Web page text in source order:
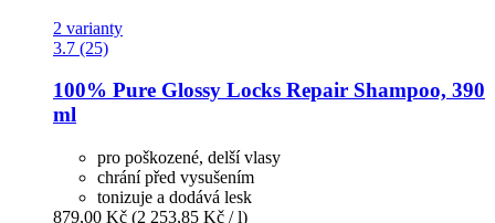
2 varianty
3.7 (25)
100% Pure Glossy Locks Repair Shampoo, 390
ml
pro poškozené, delší vlasy
chrání před vysušením
tonizuje a dodává lesk
879,00 Kč (2 253,85 Kč / l)